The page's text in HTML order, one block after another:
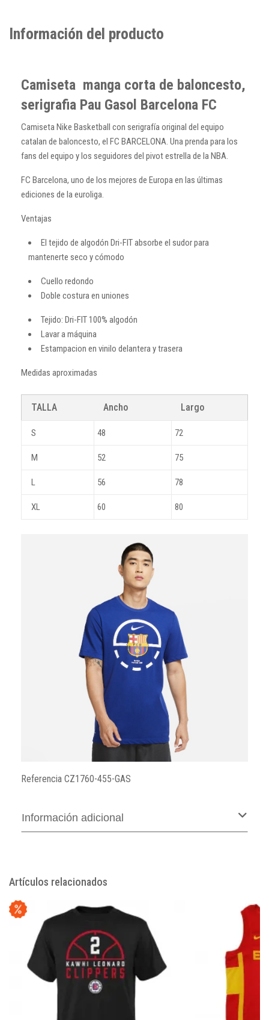
Información del producto
Camiseta manga corta de baloncesto,
serigrafia Pau Gasol Barcelona FC
Camiseta Nike Basketball con serigrafía original del equipo
catalan de baloncesto, el FC BARCELONA. Una prenda para los
fans del equipo y los seguidores del pivot estrella de la NBA.
FC Barcelona, uno de los mejores de Europa en las últimas
ediciones de la euroliga.
Ventajas
El tejido de algodón Dri-FIT absorbe el sudor para
mantenerte seco y cómodo
Cuello redondo
Doble costura en uniones
Tejido: Dri-FIT 100% algodón
Lavar a máquina
Estampacion en vinilo delantera y trasera
Medidas aproximadas
TALLA Ancho Largo
S 48 72
M 52 75
L 56 78
XL 60 80
Referencia CZ1760-455-GAS
Información adicional
Artículos relacionados